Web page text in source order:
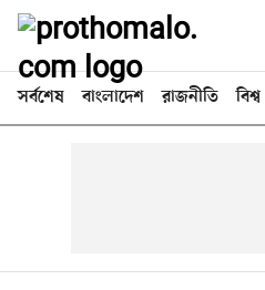
সর্বশেষ বাংলাদেশ রাজনীতি বিশ্ব